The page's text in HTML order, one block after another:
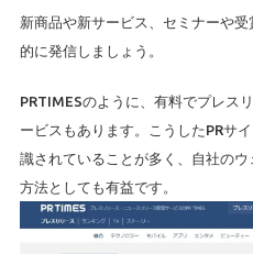
新商品や新サービス、セミナーや
的に発信しましょう。
PRTIMESのように、有料でプレス
ービスもあります。こうしたPRサ
識されていることが多く、自社の
方法としても有益です。